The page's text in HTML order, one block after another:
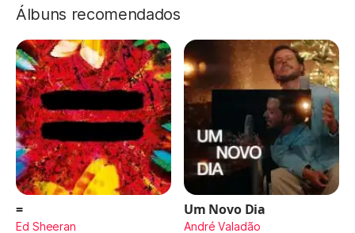
Álbuns recomendados
=
Ed Sheeran
Um Novo Dia
André Valadão